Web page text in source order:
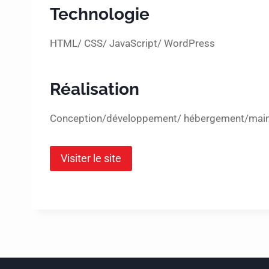
Technologie
HTML/ CSS/ JavaScript/ WordPress
Réalisation
Conception/développement/ hébergement/
Visiter le site